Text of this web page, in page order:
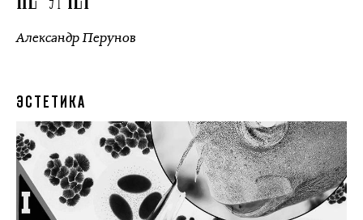
Александр Перунов
ЭСТЕТИКА